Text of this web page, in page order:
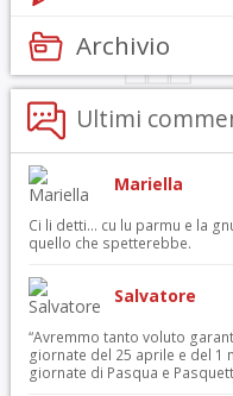
Archivio
Ultimi
Mariella
Ci li detti… cu lu parmu e la
quello che spetterebbe.
Salvatore
“Avremmo tanto voluto
giornate del 25 aprile e del
giornate di Pasqua e